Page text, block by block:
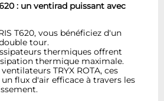
: un ventirad puissant avec
T620, vous bénéficiez d'un
tour.
thermiques offrent
thermique maximale.
TRYX ROTA, ces
flux d'air efficace à travers les